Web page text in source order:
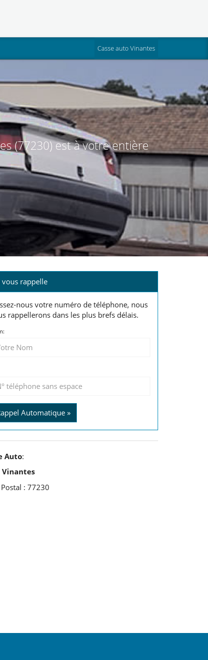
Casse auto Vinantes(current)
(77230) est à votre entière
vous rappelle
nous votre numéro de téléphone, nous
rappellerons dans les plus brefs délais.
Automatique »
Auto:
Vinantes
Postal : 77230